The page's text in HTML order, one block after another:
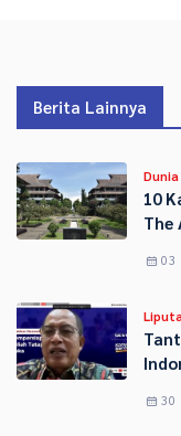
Berita Lainnya
10
The
03
30